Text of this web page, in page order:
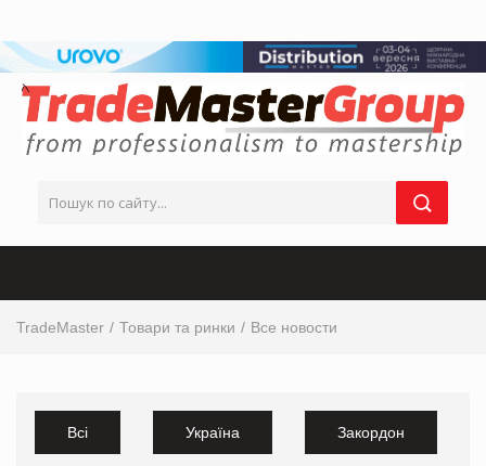
TradeMaster Товари та ринки Все новости
Всі Україна Закордон